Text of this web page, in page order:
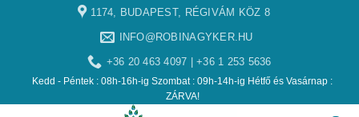
1174, BUDAPEST, RÉGIVÁM KÖZ 8
INFO@ROBINAGYKER.HU
+36 20 463 4097 | +36 1 253 5636
Kedd - Péntek : 08h-16h-ig Szombat : 09h-14h-ig Hétfő és Vasárnap :
ZÁRVA!